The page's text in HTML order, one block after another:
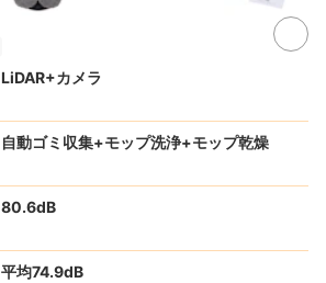
LiDAR+カメラ
自動ゴミ収集+モップ洗浄+モップ乾燥
80.6dB
平均74.9dB